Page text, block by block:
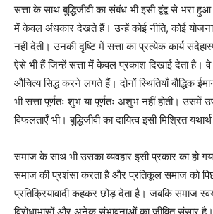
सत्ता के साथ बुद्धिजीवी का संबंध भी इसी द्वंद्व से भरा
में केवल अंधकार देखते हैं। उन्हें कोई नीति, कोई
नहीं देती। उनकी दृष्टि में सत्ता का प्रत्येक कार्य
ऐसे भी हैं जिन्हें सत्ता में केवल प्रकाश दिखाई देता है।
औचित्य सिद्ध करने लगते हैं। दोनों स्थितियाँ बौद्धिक
भी सत्ता पूर्णतः शुभ या पूर्णतः अशुभ नहीं होती। उसमें
विफलताएँ भी। बुद्धिजीवी का दायित्व इसी मिश्रित
समाज के साथ भी उसका व्यवहार इसी प्रकार का हो
समाज की प्रशंसा करता है और प्रतिकूल समाज को
प्रतिक्रियावादी कहकर छोड़ देता है। जबकि समाज